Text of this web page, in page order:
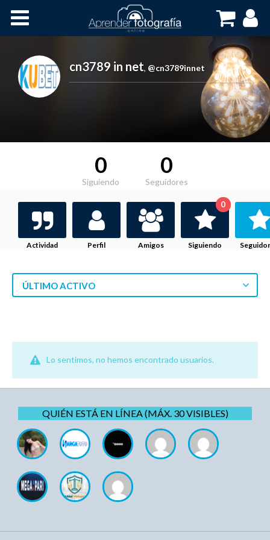
Cursos OnLine
cn3789 in net, @cn3789innet
0
Siguiendo
0
Seguidores
Actividad Perfil Amigos Siguiendo
0
ÚLTIMO ACTIVO
Lo sentimos, no hemos encontrado usuarios.
QUIÉN ESTÁ EN LÍNEA (MÁX. 30 VISIBLES)